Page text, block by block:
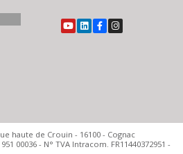
haute de Crouin - 16100 - Cognac
00036 - N° TVA Intracom. FR11440372951 -